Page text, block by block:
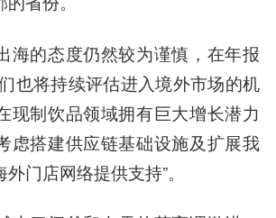
海的态度仍然较为谨慎，在年报
也将持续评估进入境外市场的机
现制饮品领域拥有巨大增长潜力
虑搭建供应链基础设施及扩展我
门店网络提供支持”。